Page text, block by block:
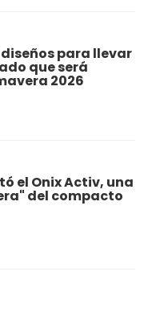
para llevar
que será
2026
el Onix Activ, una
del compacto